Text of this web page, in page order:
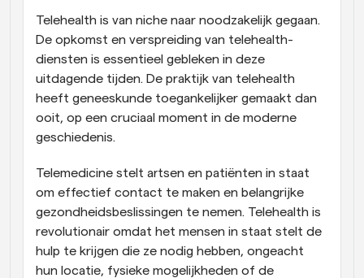
Telehealth is van niche naar noodzakelijk gegaan.
De opkomst en verspreiding van telehealth-
diensten is essentieel gebleken in deze
uitdagende tijden. De praktijk van telehealth
heeft geneeskunde toegankelijker gemaakt dan
ooit, op een cruciaal moment in de moderne
geschiedenis.
Telemedicine stelt artsen en patiënten in staat
om effectief contact te maken en belangrijke
gezondheidsbeslissingen te nemen. Telehealth is
revolutionair omdat het mensen in staat stelt de
hulp te krijgen die ze nodig hebben, ongeacht
hun locatie, fysieke mogelijkheden of de